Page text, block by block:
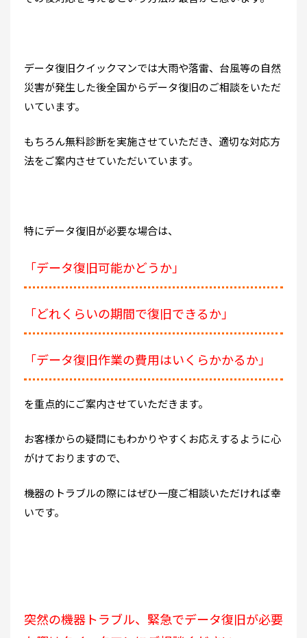
データ復旧クイックマンでは大雨や落雷、台風等の自然
災害が発生した後全国からデータ復旧のご相談をいただ
いています。
もちろん無料診断を実施させていただき、適切な対応方
法をご案内させていただいています。
特にデータ復旧が必要な場合は、
「データ復旧可能かどうか」
「どれくらいの期間で復旧できるか」
「データ復旧作業の費用はいくらかかるか」
を重点的にご案内させていただきます。
お客様からの疑問にもわかりやすくお応えするように心
がけておりますので、
機器のトラブルの際にはぜひ一度ご相談いただければ幸
いです。
突然の機器トラブル、緊急でデータ復旧が必要